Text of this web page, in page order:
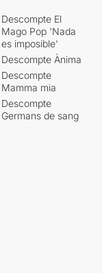
Descompte El
Mago Pop 'Nada
es imposible'
Descompte Ànima
Descompte
Mamma mia
Descompte
Germans de sang